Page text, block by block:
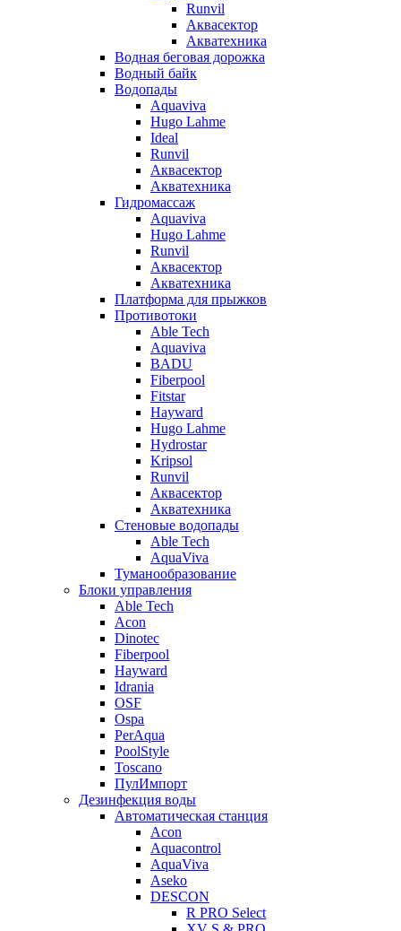
Runvil
Аквасектор
Акватехника
Водная беговая дорожка
Водный байк
Водопады
Aquaviva
Hugo Lahme
Ideal
Runvil
Аквасектор
Акватехника
Гидромассаж
Aquaviva
Hugo Lahme
Runvil
Аквасектор
Акватехника
Платформа для прыжков
Противотоки
Able Tech
Aquaviva
BADU
Fiberpool
Fitstar
Hayward
Hugo Lahme
Hydrostar
Kripsol
Runvil
Аквасектор
Акватехника
Стеновые водопады
Able Tech
AquaViva
Туманообразование
Блоки управления
Able Tech
Acon
Dinotec
Fiberpool
Hayward
Idrania
OSF
Ospa
PerAqua
PoolStyle
Toscano
ПулИмпорт
Дезинфекция воды
Автоматическая станция
Acon
Aquacontrol
AquaViva
Aseko
DESCON
R PRO Select